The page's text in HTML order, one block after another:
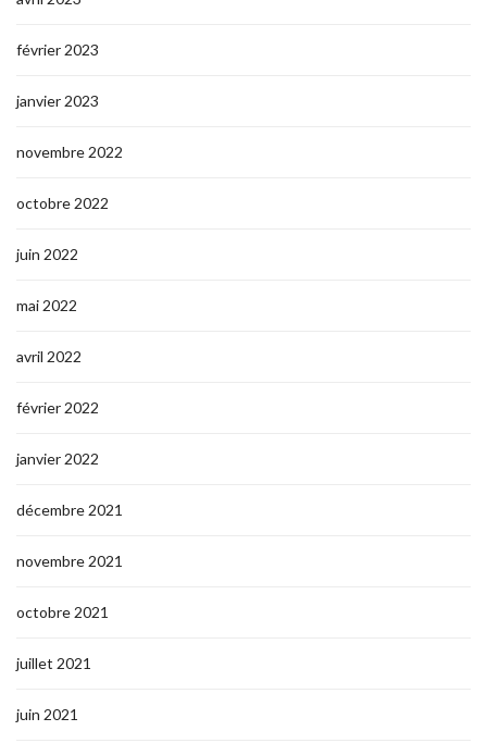
février 2023
janvier 2023
novembre 2022
octobre 2022
juin 2022
mai 2022
avril 2022
février 2022
janvier 2022
décembre 2021
novembre 2021
octobre 2021
juillet 2021
juin 2021